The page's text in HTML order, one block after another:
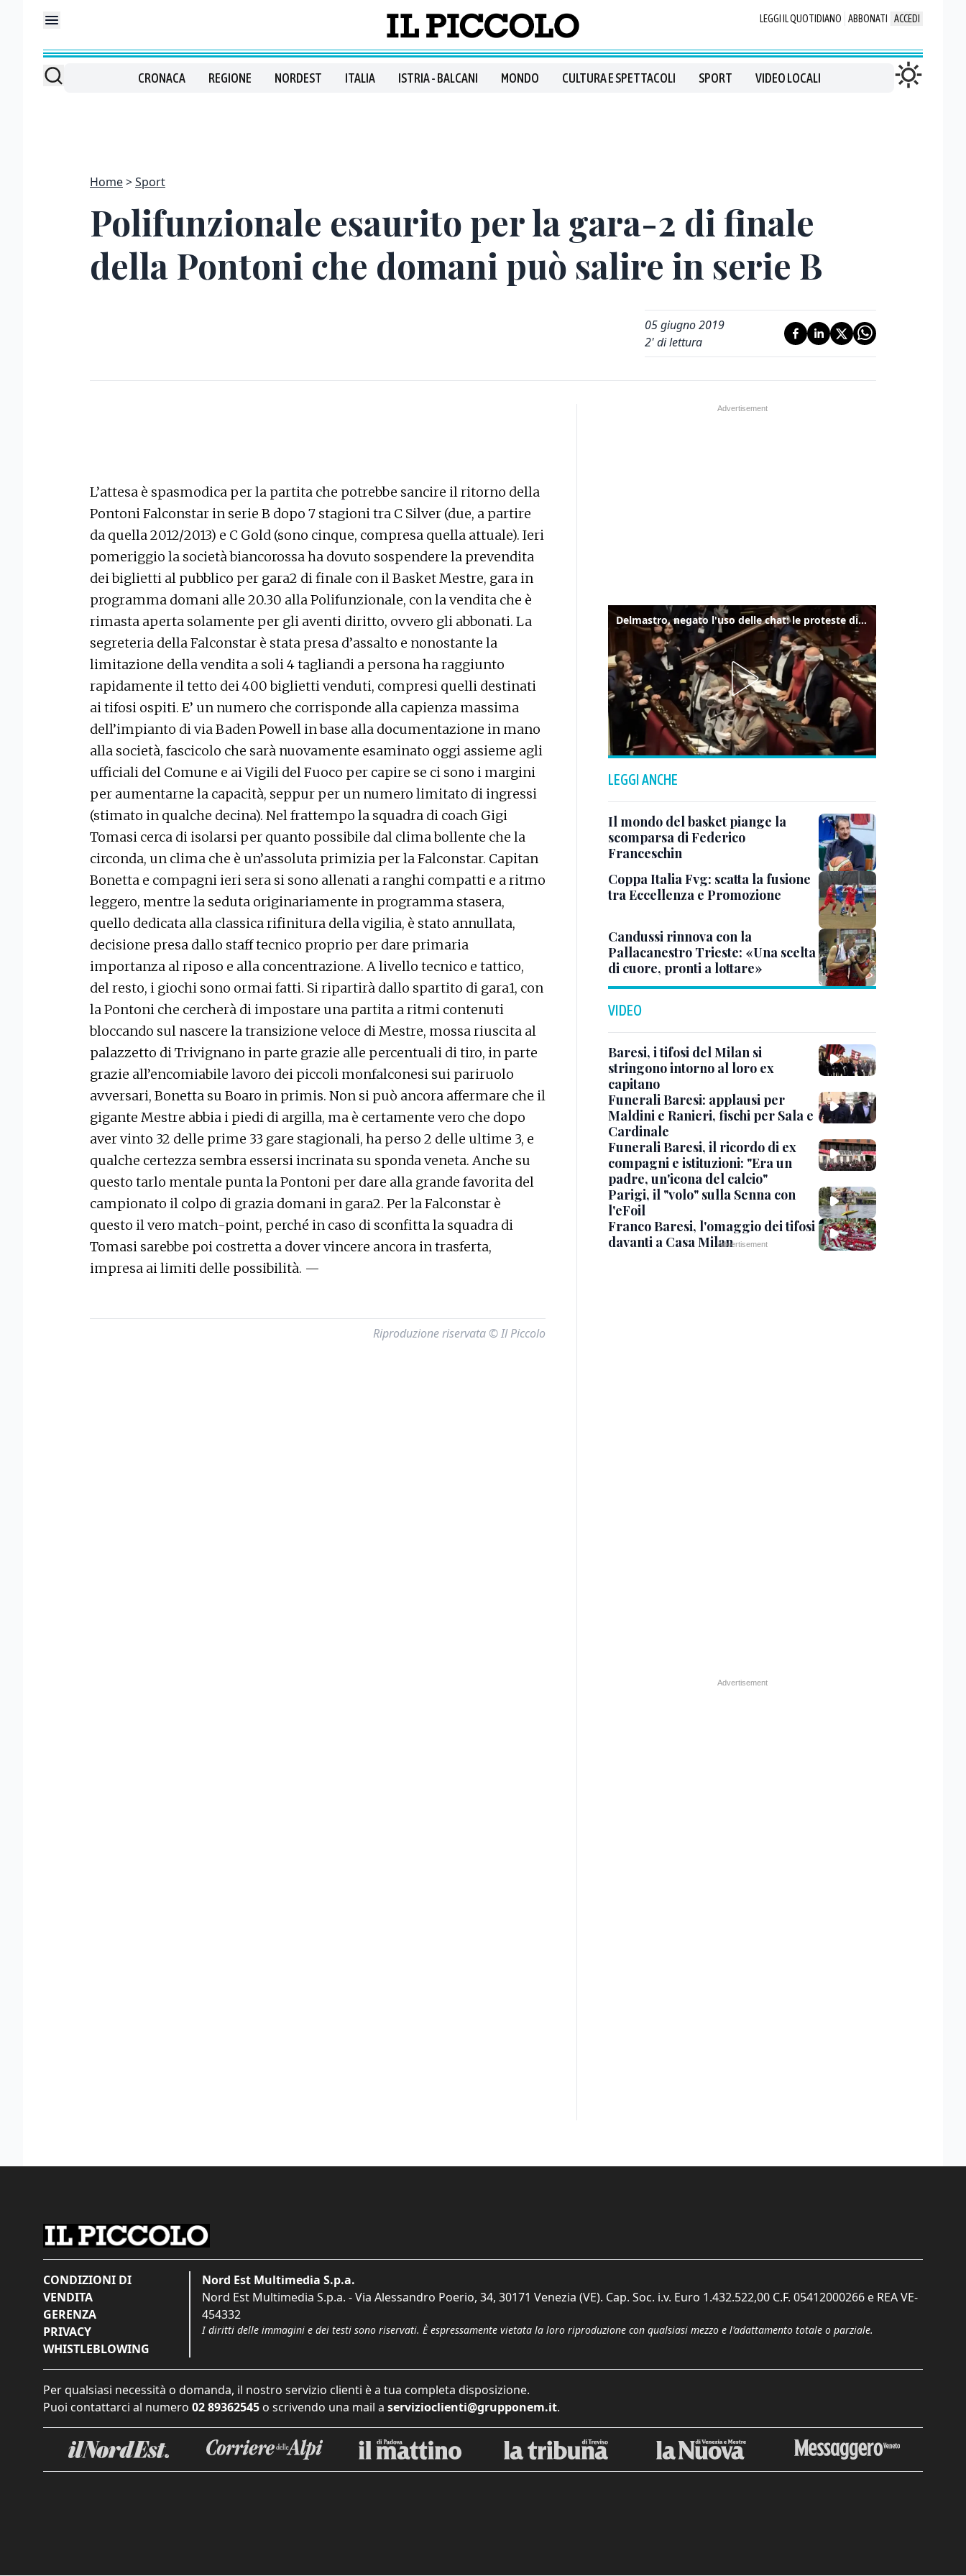
LEGGI IL QUOTIDIANO ABBONATI ACCEDI
CRONACA REGIONE NORDEST ITALIA ISTRIA - BALCANI MONDO CULTURA E SPETTACOLI SPORT VIDEO LOCALI
Home Sport
Polifunzionale esaurito per la gara-2 di finale
della Pontoni che domani può salire in serie B
05 giugno 2019
2' di lettura
L’attesa è spasmodica per la partita che potrebbe sancire il ritorno della
Pontoni Falconstar in serie B dopo 7 stagioni tra C Silver (due, a partire
da quella 2012/2013) e C Gold (sono cinque, compresa quella attuale). Ieri
pomeriggio la società biancorossa ha dovuto sospendere la prevendita
dei biglietti al pubblico per gara2 di finale con il Basket Mestre, gara in
programma domani alle 20.30 alla Polifunzionale, con la vendita che è
rimasta aperta solamente per gli aventi diritto, ovvero gli abbonati. La
segreteria della Falconstar è stata presa d’assalto e nonostante la
limitazione della vendita a soli 4 tagliandi a persona ha raggiunto
rapidamente il tetto dei 400 biglietti venduti, compresi quelli destinati
ai tifosi ospiti. E’ un numero che corrisponde alla capienza massima
dell’impianto di via Baden Powell in base alla documentazione in mano
alla società, fascicolo che sarà nuovamente esaminato oggi assieme agli
ufficiali del Comune e ai Vigili del Fuoco per capire se ci sono i margini
per aumentarne la capacità, seppur per un numero limitato di ingressi
(stimato in qualche decina). Nel frattempo la squadra di coach Gigi
Tomasi cerca di isolarsi per quanto possibile dal clima bollente che la
circonda, un clima che è un’assoluta primizia per la Falconstar. Capitan
Bonetta e compagni ieri sera si sono allenati a ranghi compatti e a ritmo
leggero, mentre la seduta originariamente in programma stasera,
quello dedicata alla classica rifinitura della vigilia, è stato annullata,
decisione presa dallo staff tecnico proprio per dare primaria
importanza al riposo e alla concentrazione. A livello tecnico e tattico,
del resto, i giochi sono ormai fatti. Si ripartirà dallo spartito di gara1, con
la Pontoni che cercherà di impostare una partita a ritmi contenuti
bloccando sul nascere la transizione veloce di Mestre, mossa riuscita al
palazzetto di Trivignano in parte grazie alle percentuali di tiro, in parte
grazie all’encomiabile lavoro dei piccoli monfalconesi sui pariruolo
avversari, Bonetta su Boaro in primis. Non si può ancora affermare che il
gigante Mestre abbia i piedi di argilla, ma è certamente vero che dopo
aver vinto 32 delle prime 33 gare stagionali, ha perso 2 delle ultime 3, e
qualche certezza sembra essersi incrinata su sponda veneta. Anche su
questo tarlo mentale punta la Pontoni per dare alla grande favorita del
campionato il colpo di grazia domani in gara2. Per la Falconstar è
questo il vero match-point, perché in caso di sconfitta la squadra di
Tomasi sarebbe poi costretta a dover vincere ancora in trasferta,
impresa ai limiti delle possibilità. —
Riproduzione riservata © Il Piccolo
Delmastro, negato l'uso delle chat: le proteste di Avs e M5s
LEGGI ANCHE
Il mondo del basket piange la
scomparsa di Federico
Franceschin
Coppa Italia Fvg: scatta la fusione
tra Eccellenza e Promozione
Candussi rinnova con la
Pallacanestro Trieste: «Una scelta
di cuore, pronti a lottare»
VIDEO
Baresi, i tifosi del Milan si
stringono intorno al loro ex
capitano
Funerali Baresi: applausi per
Maldini e Ranieri, fischi per Sala e
Cardinale
Funerali Baresi, il ricordo di ex
compagni e istituzioni: "Era un
padre, un'icona del calcio"
Parigi, il "volo" sulla Senna con
l'eFoil
Franco Baresi, l'omaggio dei tifosi
davanti a Casa Milan
CONDIZIONI DI
VENDITA
GERENZA
PRIVACY
WHISTLEBLOWING
Nord Est Multimedia S.p.a.
Nord Est Multimedia S.p.a. - Via Alessandro Poerio, 34, 30171 Venezia (VE). Cap. Soc. i.v. Euro 1.432.522,00 C.F. 05412000266 e REA VE-
454332
I diritti delle immagini e dei testi sono riservati. È espressamente vietata la loro riproduzione con qualsiasi mezzo e l'adattamento totale o parziale.
Per qualsiasi necessità o domanda, il nostro servizio clienti è a tua completa disposizione.
Puoi contattarci al numero 02 89362545 o scrivendo una mail a servizioclienti@grupponem.it.